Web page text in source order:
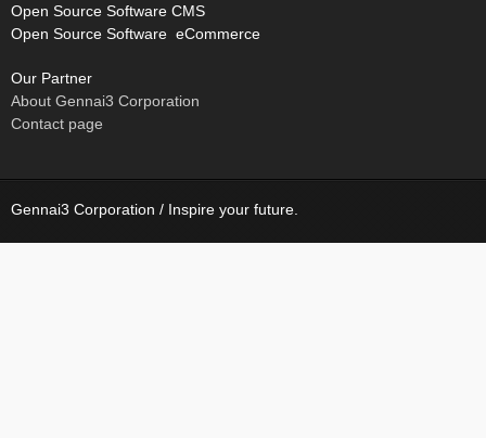
Open Source Software CMS
Open Source Software eCommerce
Our Partner
About Gennai3 Corporation
Contact page
Gennai3 Corporation / Inspire your future.